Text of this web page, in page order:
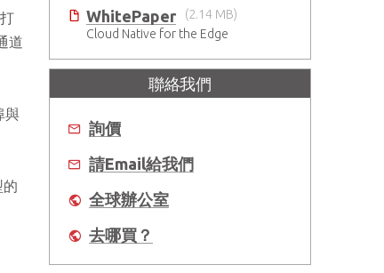
道
與
的
WhitePaper
(2.14 MB)
Cloud Native for the Edge
聯絡我們
詢價
請Email給我們
全球辦公室
去哪買？